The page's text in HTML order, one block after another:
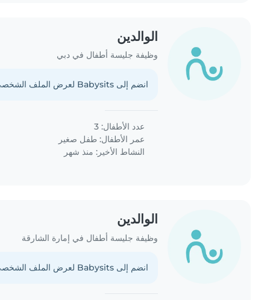
الوالدين
وظيفة جليسة أطفال في دبي
انضم إلى Babysits لعرض الملف الشخصي الكامل.
عدد الأطفال: 3
عمر الأطفال: طفل صغير
النشاط الأخير: منذ شهر
الوالدين
وظيفة جليسة أطفال في إمارة الشارقة
انضم إلى Babysits لعرض الملف الشخصي الكامل.